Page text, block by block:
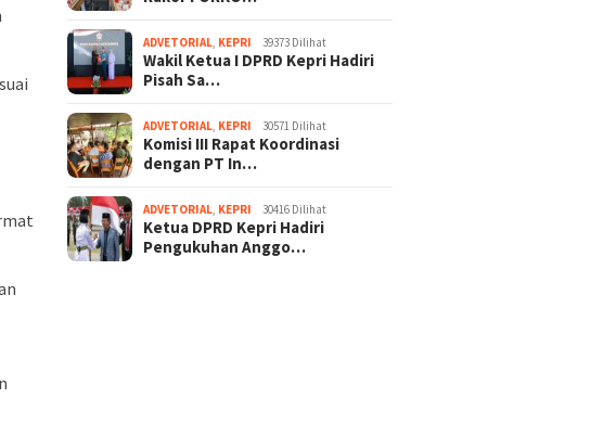
ADVETORIAL KEPRI 39373 Dilihat
Wakil Ketua I DPRD Kepri Hadiri
Pisah Sa…
ADVETORIAL KEPRI 30571 Dilihat
Komisi III Rapat Koordinasi
dengan PT In…
ADVETORIAL KEPRI 30416 Dilihat
Ketua DPRD Kepri Hadiri
Pengukuhan Anggo…